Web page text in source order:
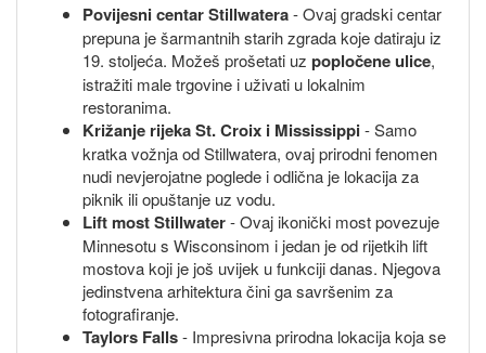
Povijesni centar Stillwatera- Ovaj gradski centar
prepuna je šarmantnih starih zgrada koje datiraju iz
19. stoljeća. Možeš prošetati uz popločene ulice,
istražiti male trgovine i uživati u lokalnim
restoranima.
Križanje rijeka St. Croix i Mississippi- Samo
kratka vožnja od Stillwatera, ovaj prirodni fenomen
nudi nevjerojatne poglede i odlična je lokacija za
piknik ili opuštanje uz vodu.
Lift most Stillwater- Ovaj ikonički most povezuje
Minnesotu s Wisconsinom i jedan je od rijetkih lift
mostova koji je još uvijek u funkciji danas. Njegova
jedinstvena arhitektura čini ga savršenim za
fotografiranje.
Taylors Falls- Impresivna prirodna lokacija koja se